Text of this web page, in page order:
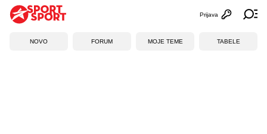
Otvori
Prijava
NOVO FORUM MOJE TEME TABELE